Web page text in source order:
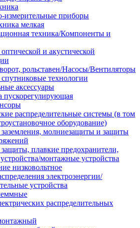
измерительные приборы
мелкая
техника/Компоненты и
и акустической
рольставен/Насосы/Вентиляторы
технологии
аксессуары
пускорегулирующая
распределительные системы (в том
оборудование)
заземления, молниезащиты и защиты
защиты, плавкие предохранители,
монтажные устройства
низковольтное
электроэнергии/
устройства
распределительных